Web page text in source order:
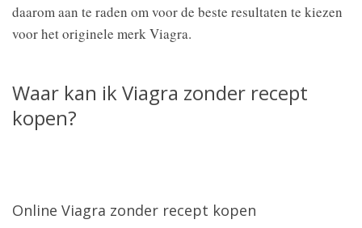
daarom aan te raden om voor de beste resultaten te kiezen
voor het originele merk Viagra.
Waar kan ik Viagra zonder recept
kopen?
Online Viagra zonder recept kopen